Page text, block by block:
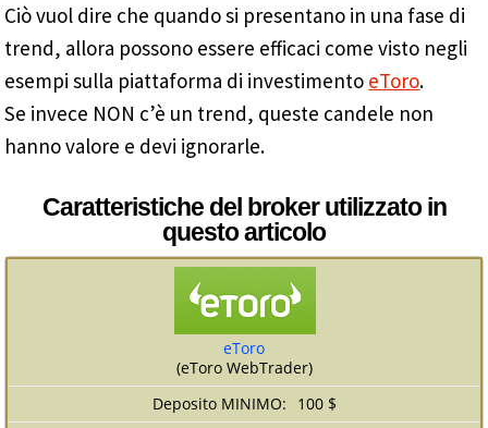
Ciò vuol dire che quando si presentano in una fase di
trend, allora possono essere efficaci come visto negli
esempi sulla piattaforma di investimento eToro.
Se invece NON c’è un trend, queste candele non
hanno valore e devi ignorarle.
Caratteristiche del broker utilizzato in
questo articolo
eToro
(eToro WebTrader)
100 $